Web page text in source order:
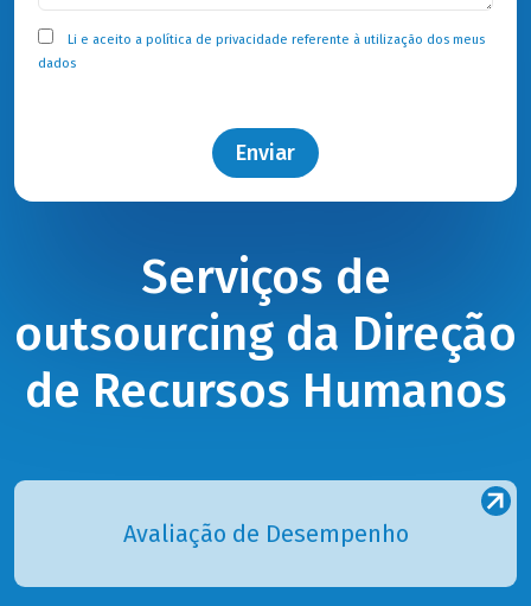
Li e aceito a política de privacidade referente à utilização dos meus
dados
Enviar
Serviços de
outsourcing da Direção
de Recursos Humanos
Avaliação de Desempenho